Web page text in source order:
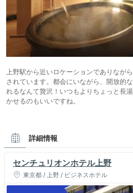
上野駅から近いロケーションでありなが
されています。都会にいながら、開放的
れるなんて贅沢！いつもよりちょっと長
かせるのもいいですね。
詳細情報
センチュリオンホテル上野
東京都 / 上野 / ビジネスホテル